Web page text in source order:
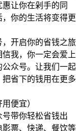
让你在剁手的同
你的生活将变得更
开启你的省钱之旅
我，你一定会爱上
众号。让我们一起
省下的钱用在更多
带你轻松省钱出
票、快递、餐饮等